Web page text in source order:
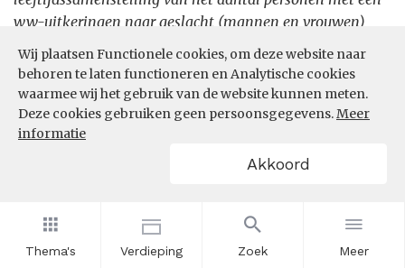
Thema's Verdieping Zoek Meer
Wij plaatsen Functionele cookies, om deze website naar
behoren te laten functioneren en Analytische cookies
waarmee wij het gebruik van de website kunnen meten.
Deze cookies gebruiken geen persoonsgegevens.Meer
informatie
Akkoord
ww-uitkeringen naar geslacht (mannen en vrouwen)
inzichtelijk te maken.
Filters